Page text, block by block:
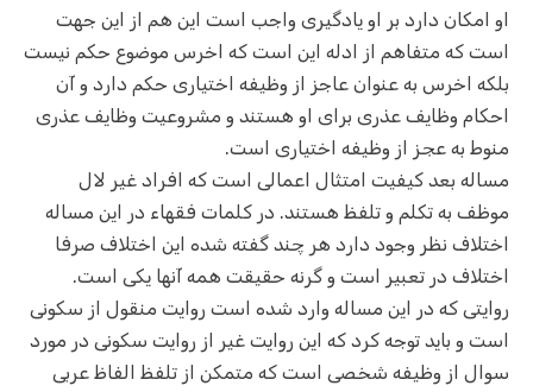
او امکان دارد بر او یادگیری واجب است این هم از این جهت
است که متفاهم از ادله این است که اخرس موضوع حکم نیست
بلکه اخرس به عنوان عاجز از وظیفه اختیاری حکم دارد و آن
احکام وظایف عذری برای او هستند و مشروعیت وظایف عذری
منوط به عجز از وظیفه اختیاری است.
مساله بعد کیفیت امتثال اعمالی است که افراد غیر لال
موظف به تکلم و تلفظ هستند. در کلمات فقهاء در این مساله
اختلاف نظر وجود دارد هر چند گفته شده این اختلاف صرفا
اختلاف در تعبیر است و گرنه حقیقت همه آنها یکی است.
روایتی که در این مساله وارد شده است روایت منقول از سکونی
است و باید توجه کرد که این روایت غیر از روایت سکونی در مورد
سوال از وظیفه شخصی است که متمکن از تلفظ الفاظ عربی